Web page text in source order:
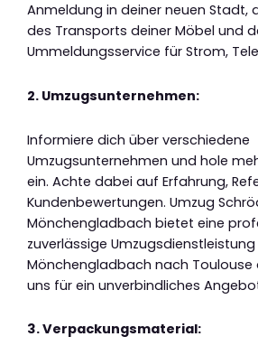
Anmeldung in deiner neuen Stadt,
des Transports deiner Möbel und
Ummeldungsservice für Strom,
2. Umzugsunternehmen:
Informiere dich über verschiedene
Umzugsunternehmen und hole
ein. Achte dabei auf Erfahrung,
Kundenbewertungen. Umzug
Mönchengladbach bietet eine
zuverlässige
Mönchengladbach nach Toulouse
uns für ein unverbindliches
3. Verpackungsmaterial: